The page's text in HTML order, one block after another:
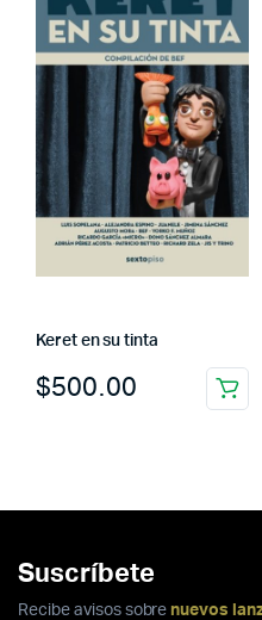
Keret en su tinta
$500.00
Suscríbete
Recibe avisos sobre nuevos